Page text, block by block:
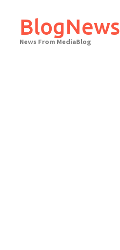
contentBlogNews
News From MediaBlog